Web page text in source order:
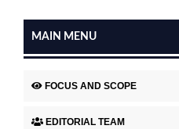
MAIN MENU
FOCUS AND SCOPE
EDITORIAL TEAM